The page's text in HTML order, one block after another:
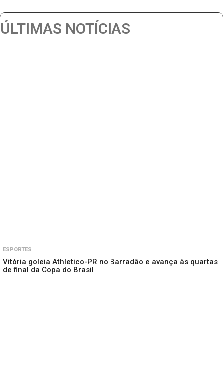
ÚLTIMAS NOTÍCIAS
ESPORTES
Vitória goleia Athletico-PR no Barradão e avança às quartas
de final da Copa do Brasil